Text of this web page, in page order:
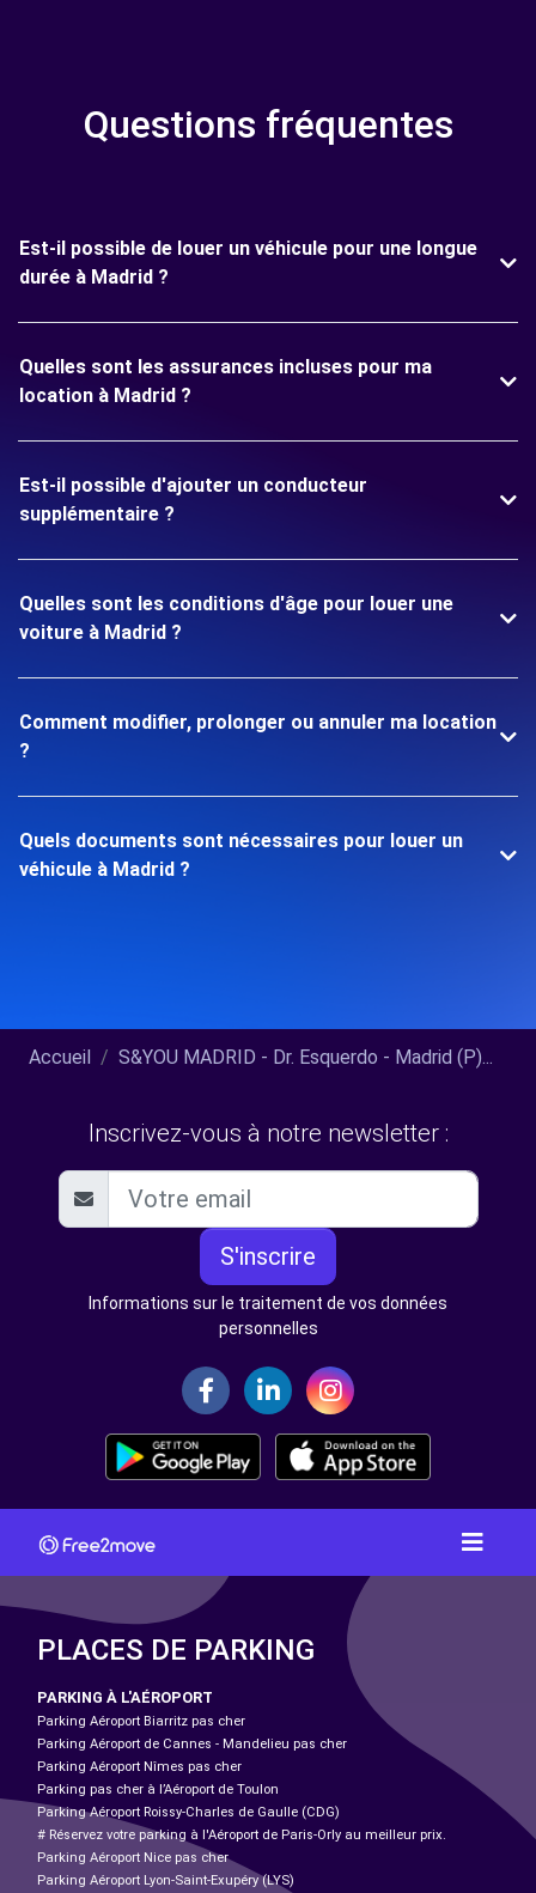
Questions fréquentes
Est-il possible de louer un véhicule pour une longue
durée à Madrid ?
Quelles sont les assurances incluses pour ma
location à Madrid ?
Est-il possible d'ajouter un conducteur
supplémentaire ?
Quelles sont les conditions d'âge pour louer une
voiture à Madrid ?
Comment modifier, prolonger ou annuler ma location
?
Quels documents sont nécessaires pour louer un
véhicule à Madrid ?
Accueil S&YOU MADRID - Dr. Esquerdo - Madrid (P)...
Inscrivez-vous à notre newsletter :
S'inscrire
Informations sur le traitement de vos données
personnelles
PLACES DE PARKING
PARKING À L'AÉROPORT
Parking Aéroport Biarritz pas cher
Parking Aéroport de Cannes - Mandelieu pas cher
Parking Aéroport Nîmes pas cher
Parking pas cher à l’Aéroport de Toulon
Parking Aéroport Roissy-Charles de Gaulle (CDG)
# Réservez votre parking à l'Aéroport de Paris-Orly au meilleur prix.
Parking Aéroport Nice pas cher
Parking Aéroport Lyon-Saint-Exupéry (LYS)